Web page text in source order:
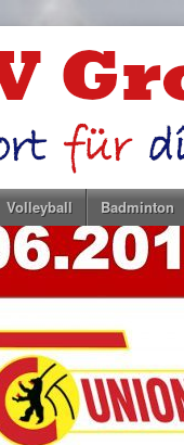
Volleyball Badminton